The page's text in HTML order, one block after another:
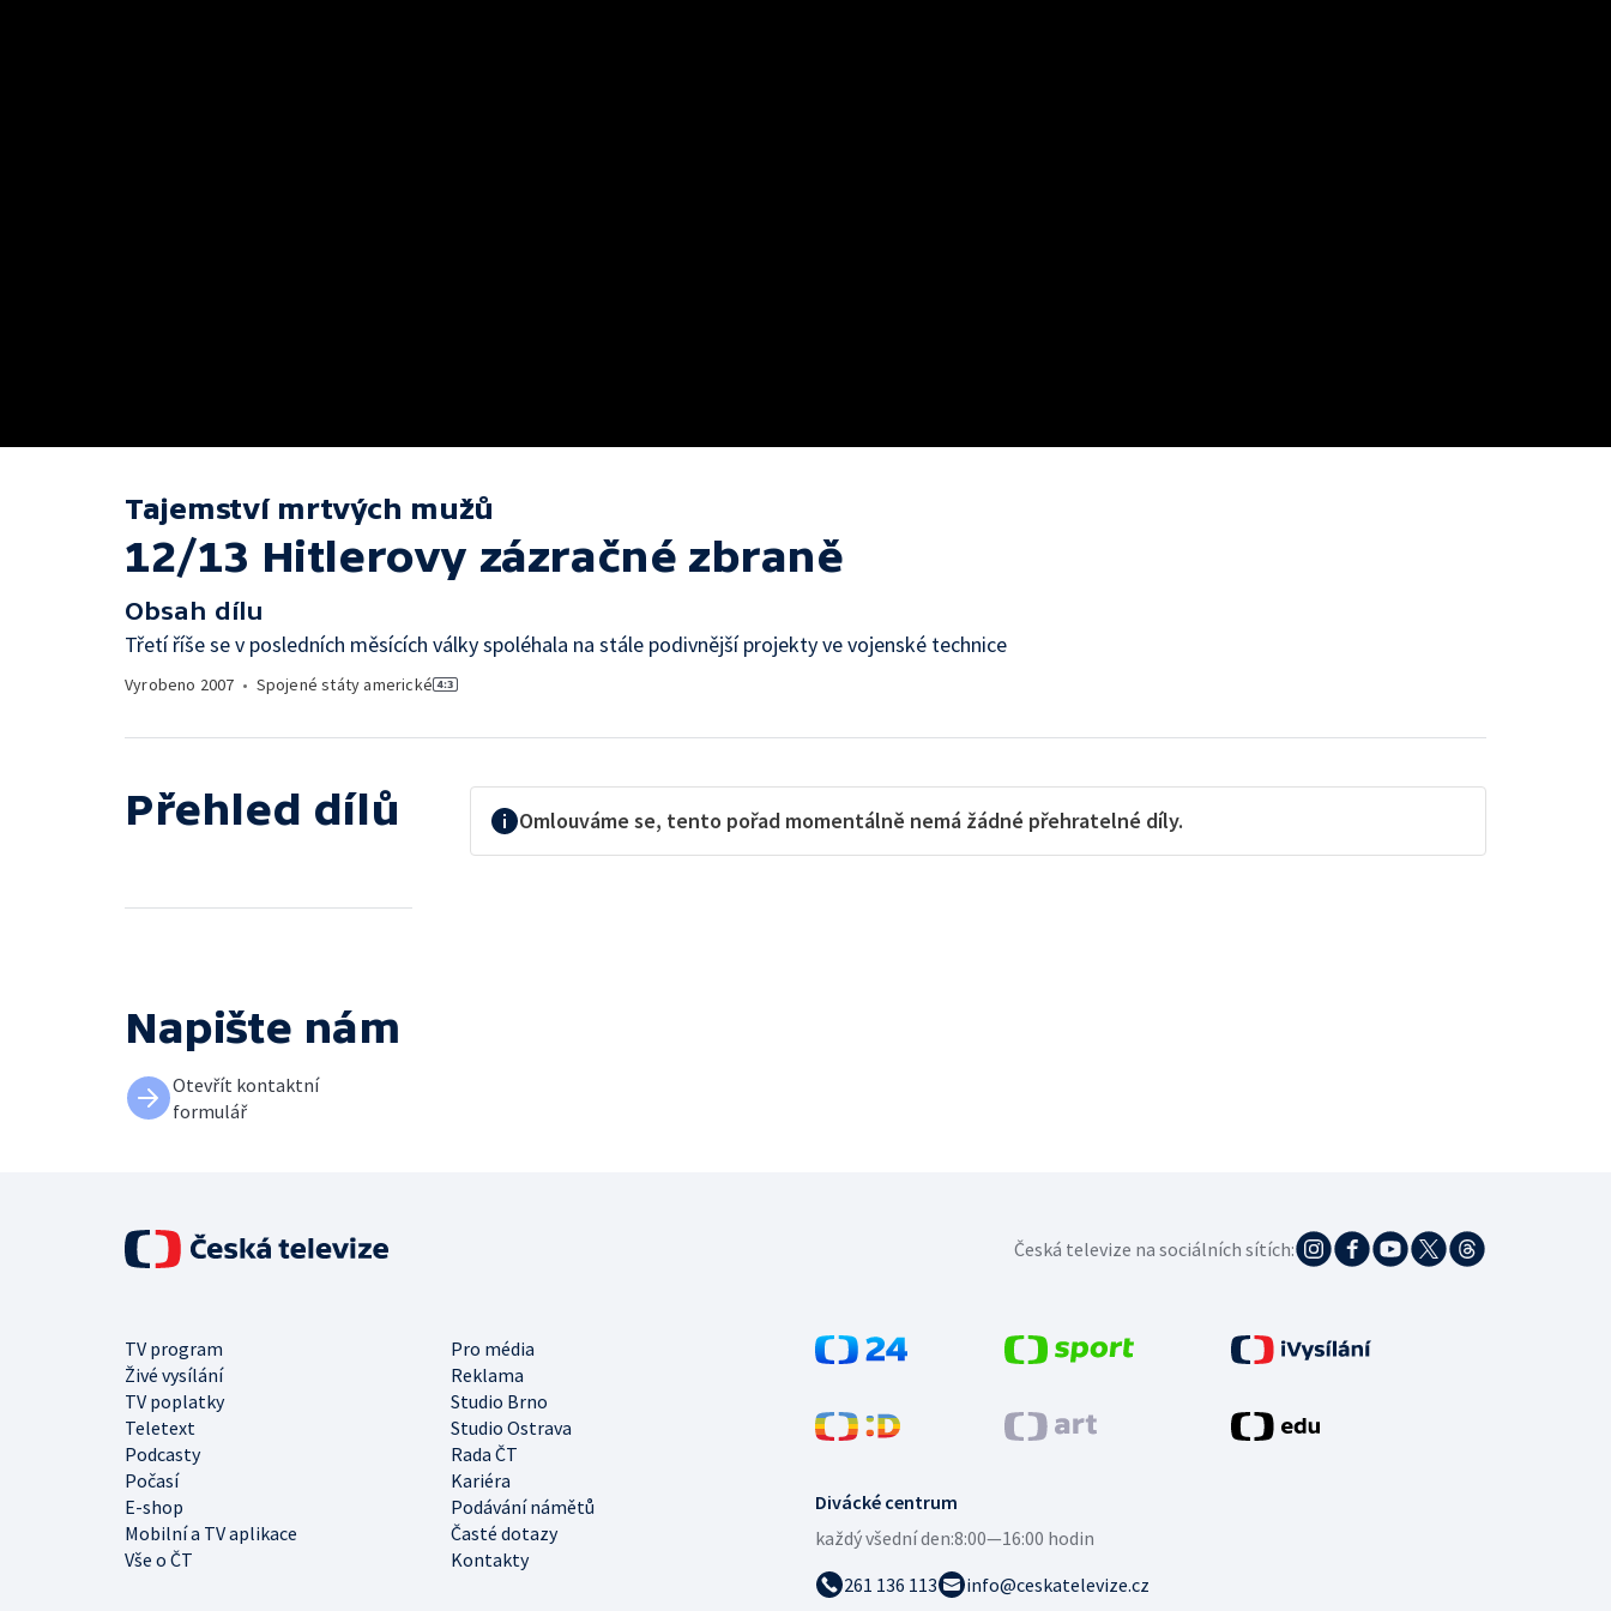
Tajemství mrtvých mužů
12/13 Hitlerovy zázračné zbraně
Obsah dílu
Třetí říše se v posledních měsících války spoléhala na stále podivnější projekty ve vojenské technice
Vyrobeno 2007 • Spojené státy americké
Přehled dílů Omlouváme se, tento pořad momentálně nemá žádné přehratelné díly.
Napište nám
Otevřít kontaktní
formulář
Divácké centrum
každý všední den:8:00—16:00 hodin
261 136 113
info@ceskatelevize.cz
TV program
Pro média
Živé vysílání
Reklama
TV poplatky
Studio Brno
Teletext
Studio Ostrava
Podcasty
Rada ČT
Počasí
Kariéra
E-shop
Podávání námětů
Mobilní a TV aplikace
Časté dotazy
Vše o ČT
Kontakty
Česká televize na sociálních sítích: